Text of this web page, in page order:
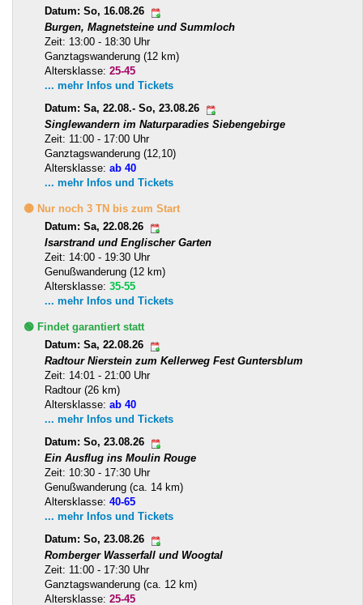
Datum: So, 16.08.26
Burgen, Magnetsteine und Summloch
Zeit: 13:00 - 18:30 Uhr
Ganztagswanderung (12 km)
Altersklasse: 25-45
... mehr Infos und Tickets
Datum: Sa, 22.08.- So, 23.08.26
Singlewandern im Naturparadies Siebengebirge
Zeit: 11:00 - 17:00 Uhr
Ganztagswanderung (12,10)
Altersklasse: ab 40
... mehr Infos und Tickets
🟡 Nur noch 3 TN bis zum Start
Datum: Sa, 22.08.26
Isarstrand und Englischer Garten
Zeit: 14:00 - 19:30 Uhr
Genußwanderung (12 km)
Altersklasse: 35-55
... mehr Infos und Tickets
🟢 Findet garantiert statt
Datum: Sa, 22.08.26
Radtour Nierstein zum Kellerweg Fest Guntersblum
Zeit: 14:01 - 21:00 Uhr
Radtour (26 km)
Altersklasse: ab 40
... mehr Infos und Tickets
Datum: So, 23.08.26
Ein Ausflug ins Moulin Rouge
Zeit: 10:30 - 17:30 Uhr
Genußwanderung (ca. 14 km)
Altersklasse: 40-65
... mehr Infos und Tickets
Datum: So, 23.08.26
Romberger Wasserfall und Woogtal
Zeit: 11:00 - 17:30 Uhr
Ganztagswanderung (ca. 12 km)
Altersklasse: 25-45